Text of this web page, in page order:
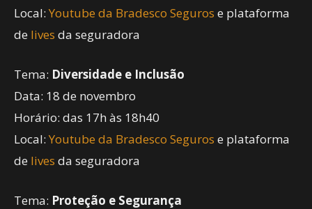
Local: Youtube da Bradesco Seguros e plataforma
de lives da seguradora
Tema: Diversidade e Inclusão
Data: 18 de novembro
Horário: das 17h às 18h40
Local: Youtube da Bradesco Seguros e plataforma
de lives da seguradora
Tema: Proteção e Segurança